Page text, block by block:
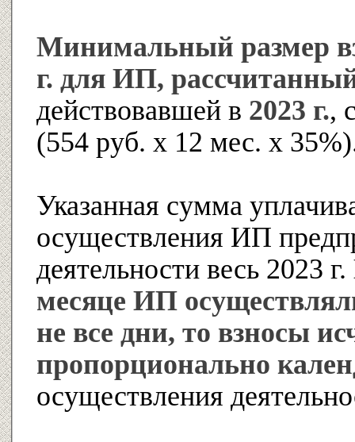
Минимальный размер
г. для ИП,
действовавшей в 2023 г.,
(554 руб. x 12 мес. x
Указанная сумма
осуществления ИП
деятельности весь 2023 г.
месяце ИП
не все дни, то взносы
пропорционально
осуществления